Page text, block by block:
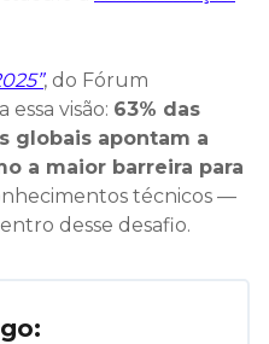
, do Fórum
visão: 63% das
globais apontam a
a maior barreira para
técnicos —
desse desafio.